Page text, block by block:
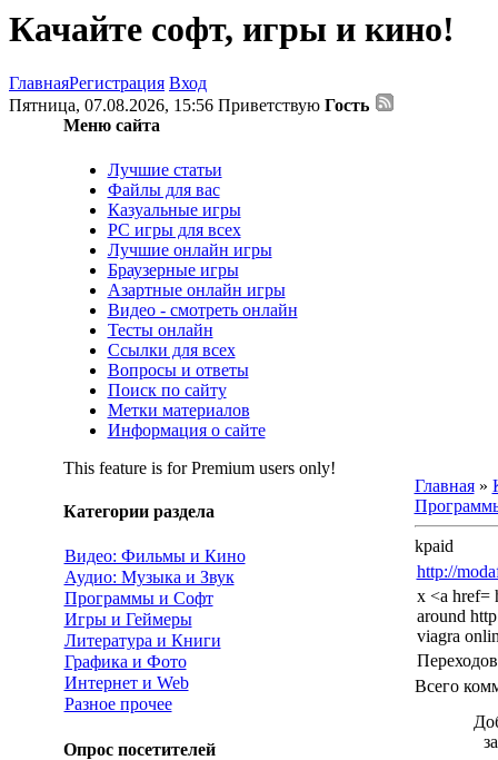
Качайте софт, игры и кино!
ГлавнаяРегистрация Вход
Пятница, 07.08.2026, 15:56 Приветствую Гость
Меню сайта
Лучшие статьи
Файлы для вас
Казуальные игры
PC игры для всех
Лучшие онлайн игры
Браузерные игры
Азартные онлайн игры
Видео - смотреть онлайн
Тесты онлайн
Ссылки для всех
Вопросы и ответы
Поиск по сайту
Метки материалов
Информация о сайте
This feature is for Premium users only!
Категории раздела
Видео: Фильмы и Кино
Аудио: Музыка и Звук
Программы и Софт
Игры и Геймеры
Литература и Книги
Графика и Фото
Интернет и Web
Разное прочее
Опрос посетителей
Главная»
kpaid
http://
x <a href=
around
viagra
Переходов
Всего